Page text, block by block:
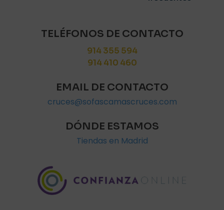
TELÉFONOS DE CONTACTO
914 355 594
914 410 460
EMAIL DE CONTACTO
cruces@sofascamascruces.com
DÓNDE ESTAMOS
Tiendas en Madrid